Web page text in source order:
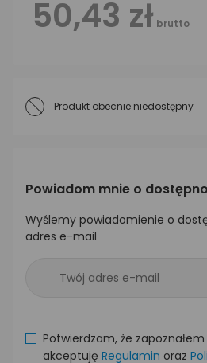
50,43 zł brutto
Produkt obecnie niedostępny
Powiadom mnie o
Wyślemy powiadomienie o
adres e-mail
Potwierdzam, że
akceptuję Regulamin oraz